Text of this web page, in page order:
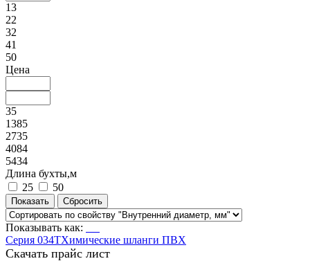
13
22
32
41
50
Цена
35
1385
2735
4084
5434
Длина бухты,м
25
50
Показывать как:
Серия 034ТХимические шланги ПВХ
Скачать прайс лист